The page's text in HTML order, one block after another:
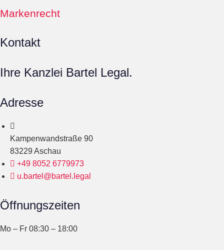
Markenrecht
Kontakt
Ihre Kanzlei Bartel Legal.
Adresse
Kampenwandstraße 90
83229 Aschau
+49 8052 6779973
u.bartel@bartel.legal
Öffnungszeiten
Mo – Fr 08:30 – 18:00